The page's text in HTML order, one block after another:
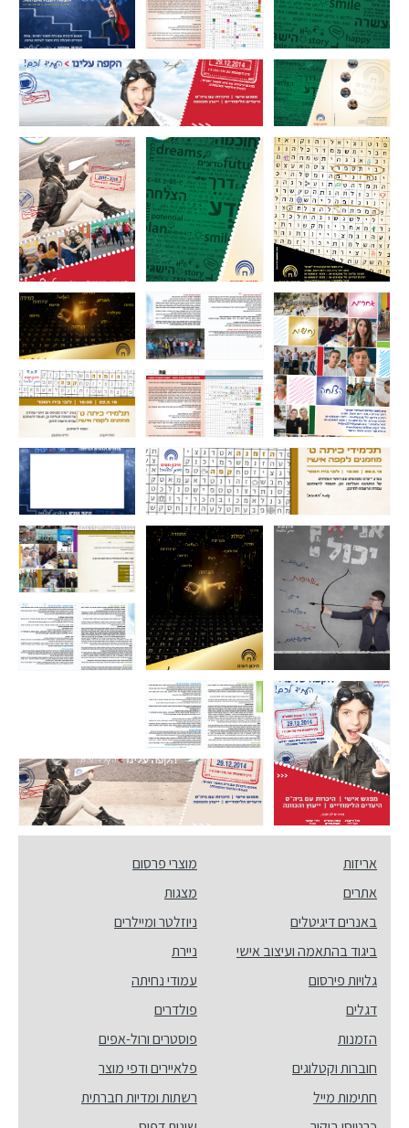
אריזות
אתרים
באנרים דיגיטלים
ביגוד בהתאמה ועיצוב אישי
גלויות פירסום
דגלים
הזמנות
חוברות וקטלוגים
חתימות מייל
מוצרי פרסום
מצגות
ניוזלטר ומיילרים
ניירת
עמודי נחיתה
פולדרים
פוסטרים ורול-אפים
פלאיירים ודפי מוצר
רשתות ומדיות חברתית